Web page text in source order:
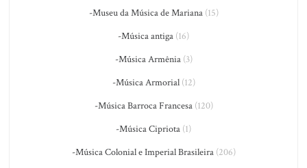
-Museu da Música de Mariana(15)
-Música antiga (16)
-Música Armênia(3)
-Música Armorial(12)
-Música Barroca Francesa(120)
-Música Cipriota (1)
-Música Colonial e Imperial Brasileira(206)